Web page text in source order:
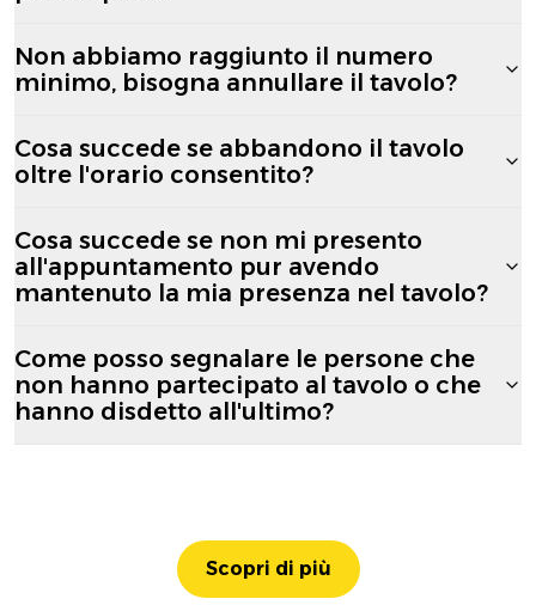
Non abbiamo raggiunto il numero
minimo, bisogna annullare il tavolo?
Cosa succede se abbandono il tavolo
oltre l'orario consentito?
Cosa succede se non mi presento
all'appuntamento pur avendo
mantenuto la mia presenza nel tavolo?
Come posso segnalare le persone che
non hanno partecipato al tavolo o che
hanno disdetto all'ultimo?
Scopri di più